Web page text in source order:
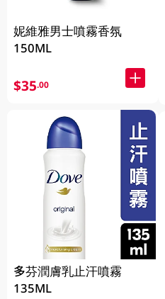
妮維雅男士噴霧香氛
150ML
$35.00
多芬潤膚乳止汗噴霧
135ML